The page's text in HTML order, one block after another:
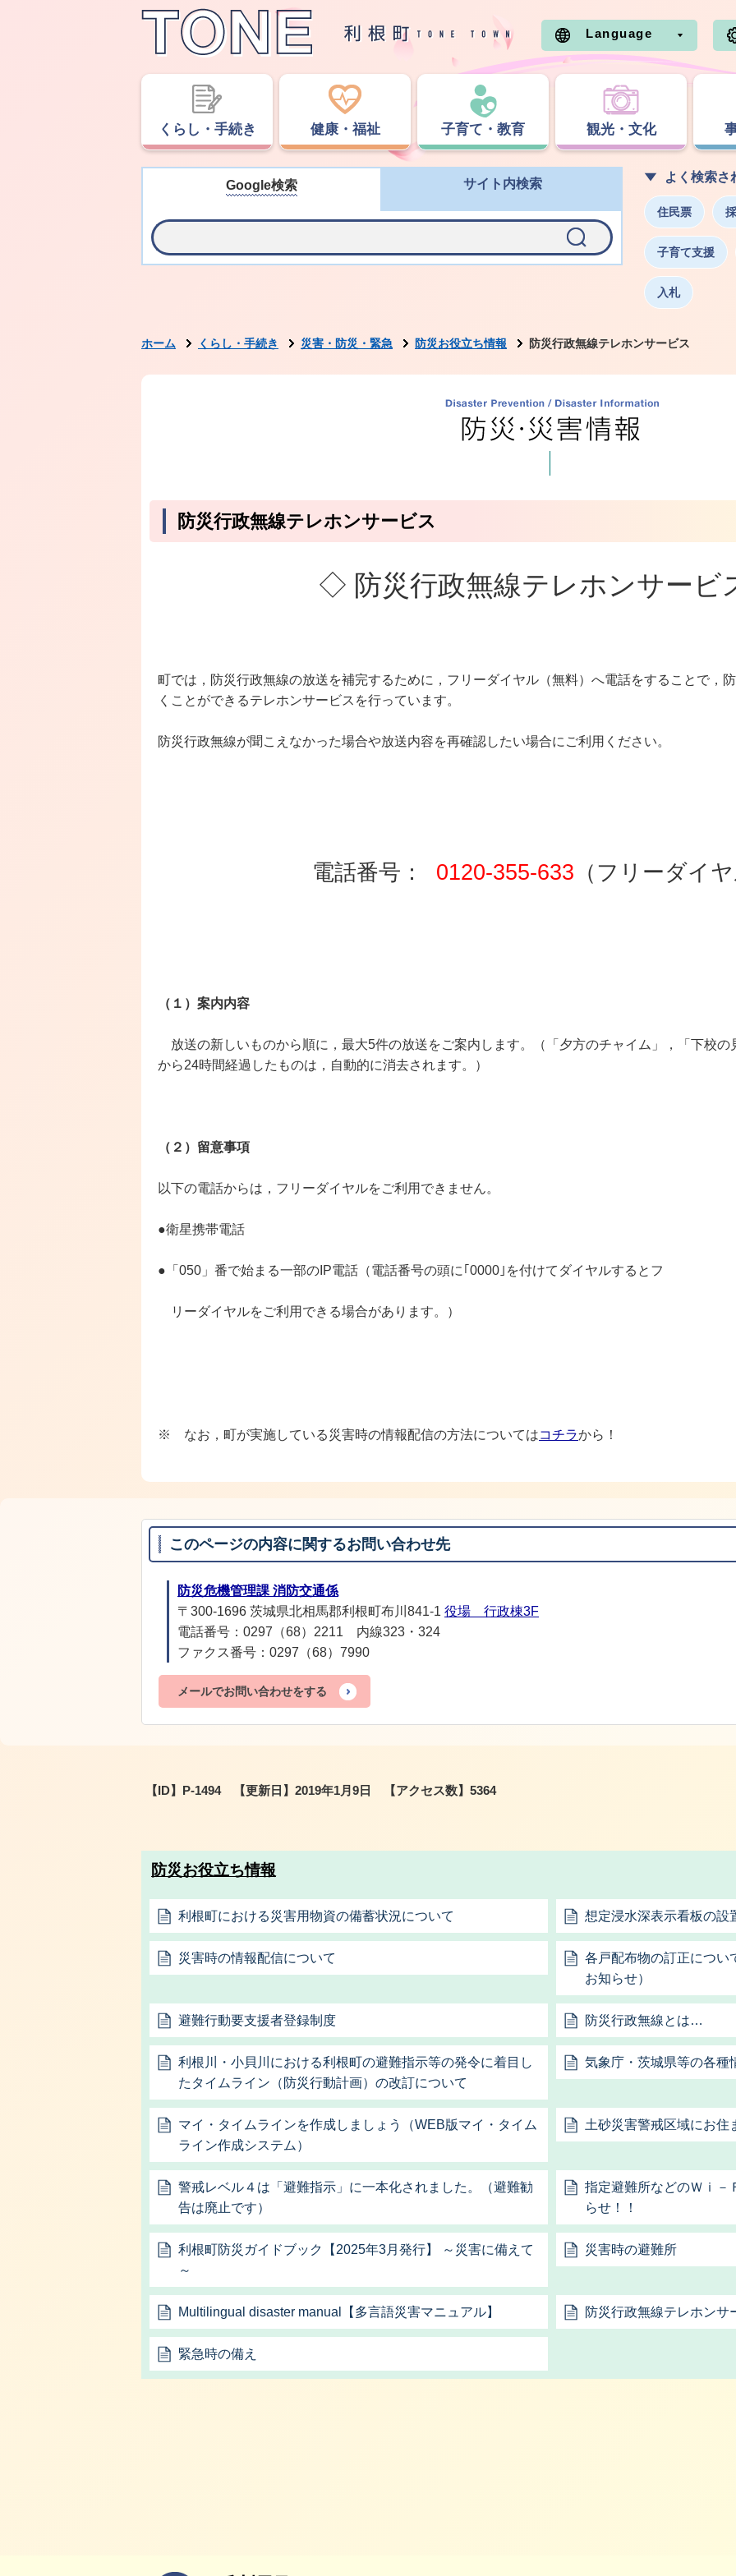
Language
くらし・手続き 健康・福祉 子育て・教育 観光・文化
Google検索 サイト内検索 よく検索さ
住民票
子育て支援
入札
ホーム くらし・手続き 災害・防災・緊急 防災お役立ち情報 防災行政無線テレホンサービス
防災行政無線テレホンサービス
◇ 防災行政無線テレホンサー
町では，防災行政無線の放送を補完するために，フリーダイヤル（無料）へ電話をすることで，
くことができるテレホンサービスを行っています。
防災行政無線が聞こえなかった場合や放送内容を再確認したい場合にご利用ください。
電話番号： 0120‐355‐633 （フリーダイ
（１）案内内容
放送の新しいものから順に，最大5件の放送をご案内します。（「夕方のチャイム」，「下校
から24時間経過したものは，自動的に消去されます。）
（ ２）留意事項
以下の電話からは，フリーダイヤルをご利用できません。
●衛星携帯電話
●「 050 」番で始まる一部の IP電話（電話番号の頭に｢ 0000 ｣を付けてダイヤルするとフ
リーダイヤルをご利用できる場合があります。）
※ なお，町が実施している災害時の情報配信の方法についてはコチラから！
このページの内容に関するお問い合わせ先
防災危機管理課 消防交通係
〒300-1696 茨城県北相馬郡利根町布川841-1 役場 行政棟3F
電話番号：0297（68）2211 内線323・324
ファクス番号：0297（68）7990
メールでお問い合わせをする
【ID】 P-1494 【更新日】 2019年1月9日 【アクセス数】 5364
防災お役立ち情報
利根町における災害用物資の備蓄状況について 想定浸水深表示看板の設
災害時の情報配信について
各戸配布物の訂正につい
お知らせ）
避難行動要支援者登録制度 防災行政無線とは…
利根川・小貝川における利根町の避難指示等の発令に着目し
たタイムライン（防災行動計画）の改訂について
気象庁・茨城県等の各
マイ・タイムラインを作成しましょう（WEB版マイ・タイム
ライン作成システム）
土砂災害警戒区域にお住
警戒レベル４は「避難指示」に一本化されました。（避難勧
告は廃止です）
指定避難所などのＷｉ－
らせ！！
利根町防災ガイドブック【2025年3月発行】 ～災害に備えて
～
災害時の避難所
Multilingual disaster manual【多言語災害マニュアル】 防災行政無線テレホンサ
緊急時の備え